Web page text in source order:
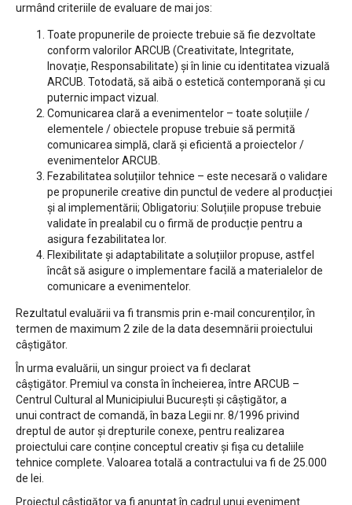
urmând criteriile de evaluare de mai jos:
Toate propunerile de proiecte trebuie să fie dezvoltate
conform valorilor ARCUB (Creativitate, Integritate,
Inovație, Responsabilitate) și în linie cu identitatea vizuală
ARCUB. Totodată, să aibă o estetică contemporană și cu
puternic impact vizual.
Comunicarea clară a evenimentelor – toate soluțiile /
elementele / obiectele propuse trebuie să permită
comunicarea simplă, clară și eficientă a proiectelor /
evenimentelor ARCUB.
Fezabilitatea soluțiilor tehnice – este necesară o validare
pe propunerile creative din punctul de vedere al producției
și al implementării; Obligatoriu: Soluțiile propuse trebuie
validate în prealabil cu o firmă de producție pentru a
asigura fezabilitatea lor.
Flexibilitate și adaptabilitate a soluțiilor propuse, astfel
încât să asigure o implementare facilă a materialelor de
comunicare a evenimentelor.
Rezultatul evaluării va fi transmis prin e-mail concurenților, în
termen de maximum 2 zile de la data desemnării proiectului
câștigător.
În urma evaluării, un singur proiect va fi declarat
câștigător. Premiul va consta în încheierea, între ARCUB –
Centrul Cultural al Municipiului București și câștigător, a
unui contract de comandă, în baza Legii nr. 8/1996 privind
dreptul de autor și drepturile conexe, pentru realizarea
proiectului care conține conceptul creativ și fișa cu detaliile
tehnice complete. Valoarea totală a contractului va fi de 25.000
de lei.
Proiectul câștigător va fi anunțat în cadrul unui eveniment